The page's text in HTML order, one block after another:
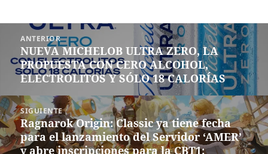
Navegación
entradas
ANTERIOR
Entrada
anterior:
NUEVA MICHELOB ULTRA ZERO, LA
PROPUESTA CON CERO ALCOHOL,
ELECTROLITOS Y SÓLO 18 CALORÍAS
SIGUIENTE
Siguiente
entrada:
Ragnarok Origin: Classic ya tiene fecha
para el lanzamiento del Servidor ‘AMER’
y abre inscripciones para la CBT1: